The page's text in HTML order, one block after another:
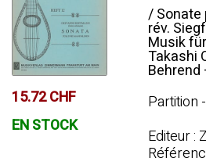
15.72 CHF
EN STOCK
/ Sonate
rév.
Musik
Takashi
Partition
Editeur :